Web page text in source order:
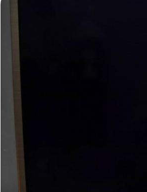
шинжээчдийн таамгаас хоёр